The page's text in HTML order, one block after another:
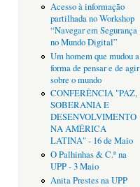
Acesso à informação
partilhada no Workshop
“Navegar em Segurança
no Mundo Digital”
Um homem que mudou a
forma de pensar e de agir
sobre o mundo
CONFERÊNCIA "PAZ,
SOBERANIA E
DESENVOLVIMENTO
NA AMÉRICA
LATINA" - 16 de Maio
O Palhinhas & C.ª na
UPP - 3 Maio
Anita Prestes na UPP